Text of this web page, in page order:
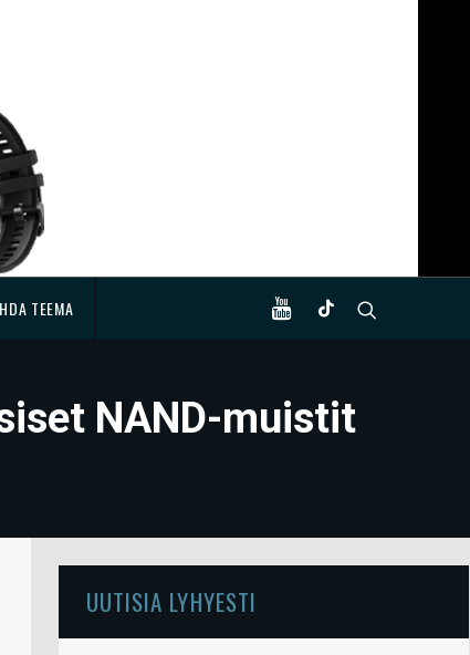
TEEMA
NAND-muistit
UUTISIA LYHYESTI